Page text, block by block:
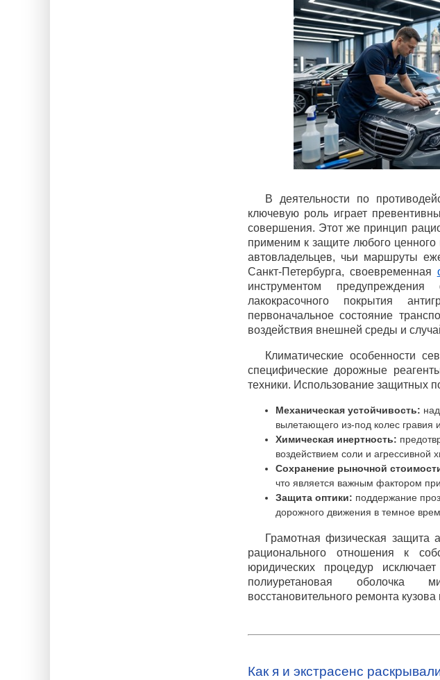
В деятельности по
ключевую роль играет
совершения. Этот же принцип
применим к защите любого
автовладельцев, чьи маршруты
Санкт-Петербурга, своевременная
инструментом
лакокрасочного покрытия
первоначальное состояние
воздействия внешней среды и
Климатические особенности
специфические дорожные
техники. Использование защитных
Механическая устойчивость:
вылетающего из-под колес гравия
Химическая инертность:
воздействием соли и агрессивной
Сохранение рыночной
что является важным фактором
Защита оптики: поддержание
дорожного движения в темное
Грамотная физическая защита
рационального отношения к
юридических процедур
полиуретановая оболочка
восстановительного ремонта
Как я и экстрасенс